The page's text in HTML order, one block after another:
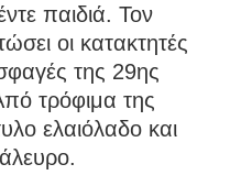
παιδιά. Τον
οι κατακτητές
της 29ης
τρό­φιμα της
ελαιόλαδο και